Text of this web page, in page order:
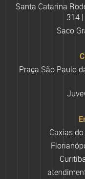
Santa Catarina
314
Saco
Praça São Paulo
Caxias